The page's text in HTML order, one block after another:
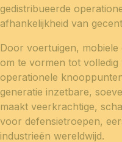
gedistribueerde
afhankelijkheid van
Door voertuigen, mobiele
om te vormen tot
operationele
generatie inzetbare,
maakt veerkrachtige,
voor defensietroepen,
industrieën wereldwijd.